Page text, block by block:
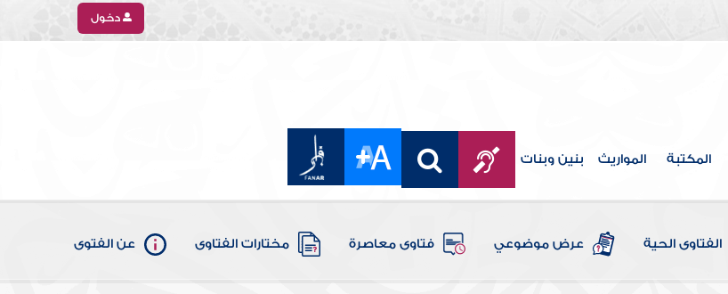
دخول
المكتبة المواريث بنين وبنات
الفتاوى الحية عرض موضوعي فتاوى معاصرة مختارات الفتاوى عن الفتوى